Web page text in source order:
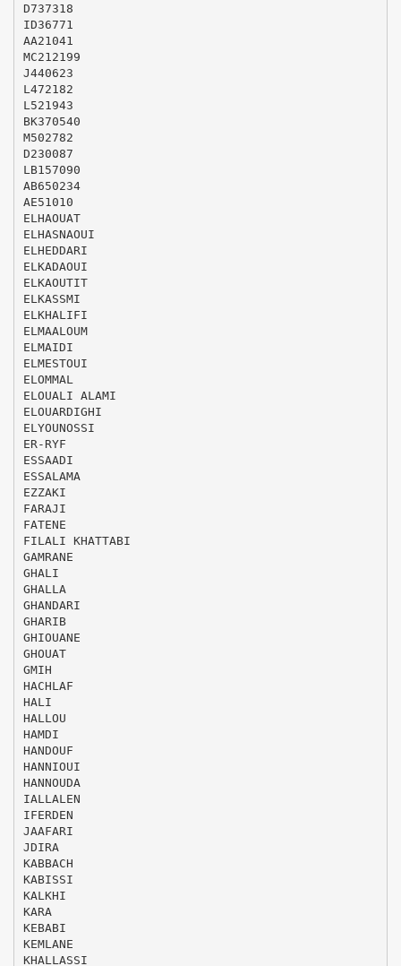
D737318
ID36771
AA21041
MC212199
J440623
L472182
L521943
BK370540
M502782
D230087
LB157090
AB650234
AE51010
ELHAOUAT
ELHASNAOUI
ELHEDDARI
ELKADAOUI
ELKAOUTIT
ELKASSMI
ELKHALIFI
ELMAALOUM
ELMAIDI
ELMESTOUI
ELOMMAL
ELOUALI ALAMI
ELOUARDIGHI
ELYOUNOSSI
ER-RYF
ESSAADI
ESSALAMA
EZZAKI
FARAJI
FATENE
FILALI KHATTABI
GAMRANE
GHALI
GHALLA
GHANDARI
GHARIB
GHIOUANE
GHOUAT
GMIH
HACHLAF
HALI
HALLOU
HAMDI
HANDOUF
HANNIOUI
HANNOUDA
IALLALEN
IFERDEN
JAAFARI
JDIRA
KABBACH
KABISSI
KALKHI
KARA
KEBABI
KEMLANE
KHALLASSI